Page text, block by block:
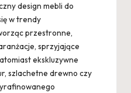
design mebli do
w trendy
przestronne,
sprzyjające
ekskluzywne
szlachetne drewno czy